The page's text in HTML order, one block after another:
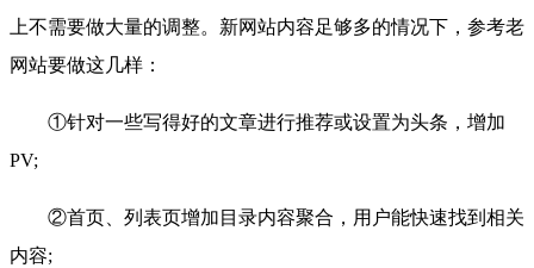
上不需要做大量的调整。新网站内容足够多的情况下，参考老
网站要做这几样：
①针对一些写得好的文章进行推荐或设置为头条，增加
PV;
②首页、列表页增加目录内容聚合，用户能快速找到相关
内容;